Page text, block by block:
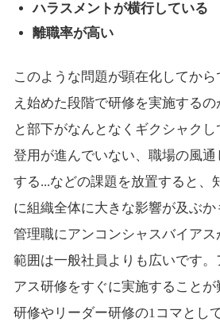
ハラスメントが横行している
離職率が高い
このような問題が顕在化してか
え始めた段階で研修を実施する
と部下がなんとなくギクシャク
登用が進んでいない、職場の風
する...などの課題を放置すると、
に組織全体に大きな影響が及ぶ
管理職にアンコンシャスバイア
範囲は一般社員よりも広いです。
アス研修をすぐに実施すること
研修やリーダー研修の1コマとし